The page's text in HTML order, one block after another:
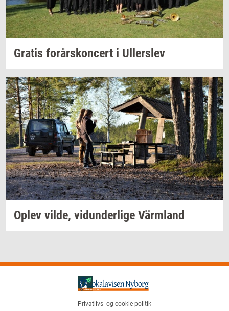
Gra­tis for­års­kon­cert i Ul­ler­s­lev
Oplev vilde, vi­dun­der­li­ge Värmland
Privatlivs- og cookie-politik